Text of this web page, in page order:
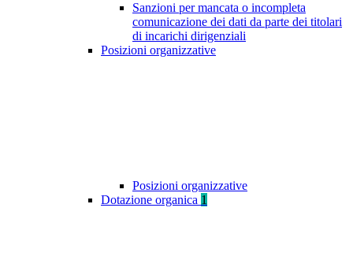
Sanzioni per mancata o incompleta
comunicazione dei dati da parte dei titolari
di incarichi dirigenziali
Posizioni organizzative
Posizioni organizzative
Dotazione organica 1